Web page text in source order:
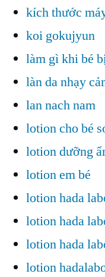
kích thước
koi gokujyun
làm gì khi bé
làn da nhạy
lan nach nam
lotion cho bé
lotion dưỡng
lotion em bé
lotion hada
lotion hada
lotion hada
lotion